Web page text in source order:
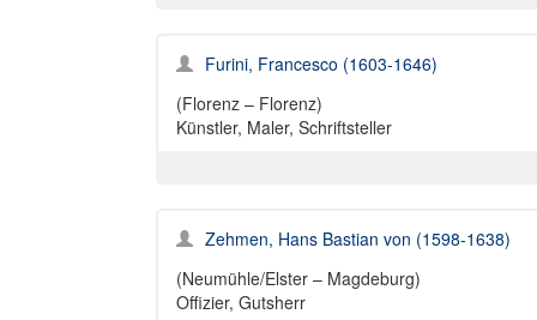
Furini, Francesco (1603-1646)
(Florenz – Florenz)
Künstler, Maler, Schriftsteller
Zehmen, Hans Bastian von (1598-1638)
(Neumühle/Elster – Magdeburg)
Offizier, Gutsherr